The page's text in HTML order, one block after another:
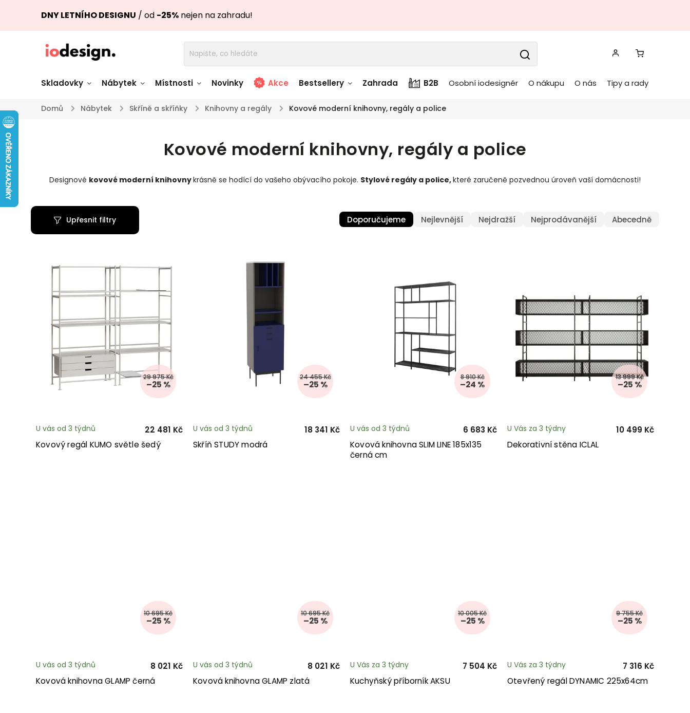
DNY LETNÍHO DESIGNU / od -25% nejen na zahradu!
Skladovky
Židle skladem Stoly skladem
Úložné prostory
skladem
Zahradní nábytek
skladem
Doplňky a
Textílie skladem
Nádobí skladem
Nábytek Místnosti Novinky Akce Bestsellery Zahrada B2B Osobní iodesignér O nákupu O nás Tipy a rady
Domů / Nábytek / Skříně a skříňky / Knihovny a regály / Kovové moderní knihovny, regály a police
Kovové moderní knihovny, regály a police
Designové kovové moderní knihovnykrásně se hodící do vašeho obývacího pokoje. Stylové regály a police,které zaručeně pozvednou úroveň vaší domácnosti!
Doporučujeme Nejlevnější Nejdražší Nejprodávanější Abecedně
Upřesnit filtry
29 975 Kč
–25 %
Kovový regál KUMO světle šedý
U vás od 3 týdnů 22 481 Kč
24 455 Kč
–25 %
Skříň STUDY modrá
U vás od 3 týdnů 18 341 Kč
8 910 Kč
–24 %
Kovová knihovna SLIM LINE 185x135
černá cm
U vás od 3 týdnů 6 683 Kč
13 999 Kč
–25 %
Dekorativní stěna ICLAL
U Vás za 3 týdny 10 499 Kč
10 695 Kč
–25 %
Kovová knihovna GLAMP černá
U vás od 3 týdnů 8 021 Kč
10 695 Kč
–25 %
Kovová knihovna GLAMP zlatá
U vás od 3 týdnů 8 021 Kč
10 005 Kč
–25 %
Kuchyňský příborník AKSU
U Vás za 3 týdny 7 504 Kč
9 755 Kč
–25 %
Otevřený regál DYNAMIC 225x64cm
U Vás za 3 týdny 7 316 Kč